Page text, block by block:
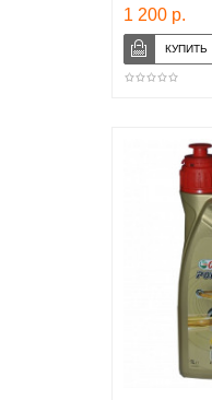
1 200 р.